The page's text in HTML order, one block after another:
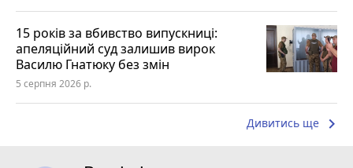
15 років за вбивство випускниці:
апеляційний суд залишив вирок
Василю Гнатюку без змін
5 серпня 2026 р.
Дивитись ще keyboard_arrow_right